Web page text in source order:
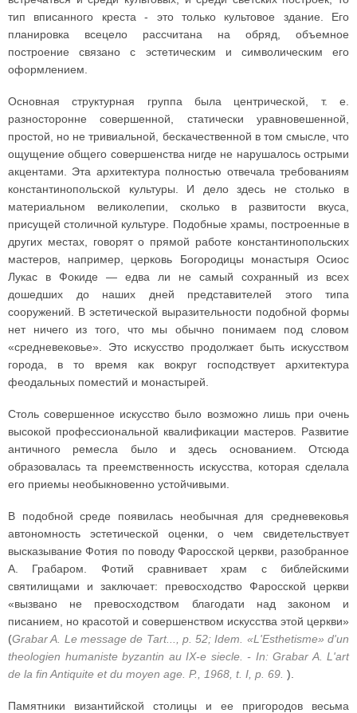
тип вписанного креста - это только культовое здание. Его
планировка всецело рассчитана на обряд, объемное
построение связано с эстетическим и символическим его
оформлением.
Основная структурная группа была центрической, т. е.
разносторонне совершенной, статически уравновешенной,
простой, но не тривиальной, бескачественной в том смысле, что
ощущение общего совершенства нигде не нарушалось острыми
акцентами. Эта архитектура полностью отвечала требованиям
константинопольской культуры. И дело здесь не столько в
материальном великолепии, сколько в развитости вкуса,
присущей столичной культуре. Подобные храмы, построенные в
других местах, говорят о прямой работе константинопольских
мастеров, например, церковь Богородицы монастыря Осиос
Лукас в Фокиде — едва ли не самый сохранный из всех
дошедших до наших дней представителей этого типа
сооружений. В эстетической выразительности подобной формы
нет ничего из того, что мы обычно понимаем под словом
«средневековье». Это искусство продолжает быть искусством
города, в то время как вокруг господствует архитектура
феодальных поместий и монастырей.
Столь совершенное искусство было возможно лишь при очень
высокой профессиональной квалификации мастеров. Развитие
античного ремесла было и здесь основанием. Отсюда
образовалась та преемственность искусства, которая сделала
его приемы необыкновенно устойчивыми.
В подобной среде появилась необычная для средневековья
автономность эстетической оценки, о чем свидетельствует
высказывание Фотия по поводу Фаросской церкви, разобранное
А. Грабаром. Фотий сравнивает храм с библейскими
святилищами и заключает: превосходство Фаросской церкви
«вызвано не превосходством благодати над законом и
писанием, но красотой и совершенством искусства этой церкви»
(Grabar A. Le message de Tart..., p. 52; Idem. «L'Esthetisme» d'un
theologien humaniste byzantin au IX-e siecle. - In: Grabar A. L'art
de la fin Antiquite et du moyen age. P., 1968, t. I, p. 69. ).
Памятники византийской столицы и ее пригородов весьма